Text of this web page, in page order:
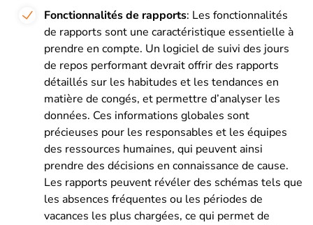
Fonctionnalités de rapports: Les fonctionnalités
de rapports sont une caractéristique essentielle à
prendre en compte. Un logiciel de suivi des jours
de repos performant devrait offrir des rapports
détaillés sur les habitudes et les tendances en
matière de congés, et permettre d’analyser les
données. Ces informations globales sont
précieuses pour les responsables et les équipes
des ressources humaines, qui peuvent ainsi
prendre des décisions en connaissance de cause.
Les rapports peuvent révéler des schémas tels que
les absences fréquentes ou les périodes de
vacances les plus chargées, ce qui permet de